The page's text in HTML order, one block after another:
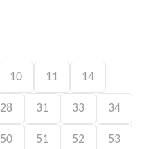
10 11 14
28 31 33 34
50 51 52 53